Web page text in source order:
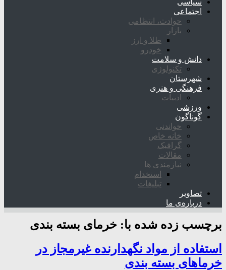
سیاسی
اجتماعی
حوادث، انتظامی
بازار
طلا و ارز
خودرو
دانش و سلامت
تکنولوژی
شهرستان
فرهنگی و هنری
ادبیات
ورزشی
گوناگون
خواندنی
خانه خاص
گرافیک
مقالات
نیازمندی ها
استخدام
تبلیغات
تصاویر
درباره‌ی ما
برچسب زده شده با: خرمای بسته بندی
استفاده از مواد نگهدارنده غیرمجاز در
خرماهای بسته بندی